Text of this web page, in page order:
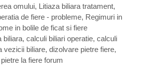
i
t
i
omului, Litiaza biliara tratament,
de fiere - probleme, Regimuri in
in bolile de ficat si fiere
biliara, calculi biliari operatie, calculi
vezicii biliare, dizolvare pietre fiere,
pietre la fiere forum